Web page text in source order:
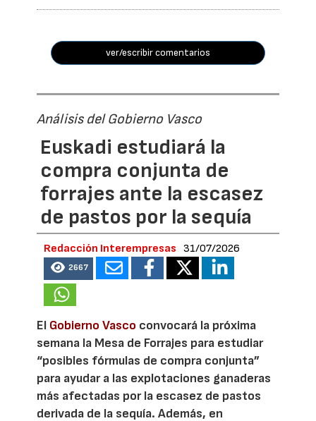
ver/escribir comentarios
Análisis del Gobierno Vasco
Euskadi estudiará la
compra conjunta de
forrajes ante la escasez
de pastos por la sequía
Redacción Interempresas 31/07/2026
2667
El Gobierno Vasco convocará la próxima
semana la Mesa de Forrajes para estudiar
“posibles fórmulas de compra conjunta”
para ayudar a las explotaciones ganaderas
más afectadas por la escasez de pastos
derivada de la sequía. Además, en